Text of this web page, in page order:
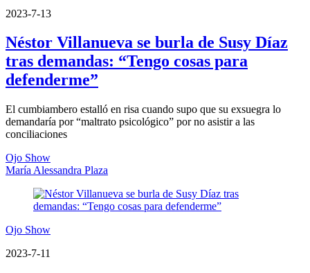
2023-7-13
Néstor Villanueva se burla de Susy Díaz
tras demandas: “Tengo cosas para
defenderme”
El cumbiambero estalló en risa cuando supo que su exsuegra lo
demandaría por “maltrato psicológico” por no asistir a las
conciliaciones
Ojo Show
María Alessandra Plaza
Ojo Show
2023-7-11